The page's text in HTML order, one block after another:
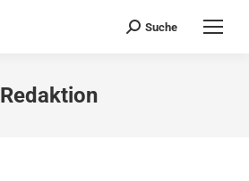
Search:
Suche
Redaktion